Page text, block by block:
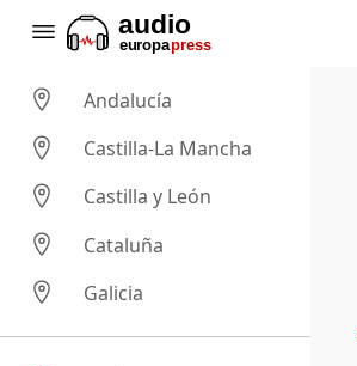
Andalucía
Castilla-La Mancha
Castilla y León
Cataluña
Galicia